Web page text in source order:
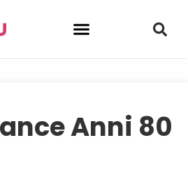
Anni 80